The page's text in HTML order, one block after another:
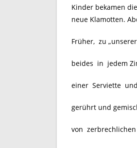
Kinder bekamen
neue Klamotten.
Früher, zu
beides in jedem
einer Serviette
gerührt und
von